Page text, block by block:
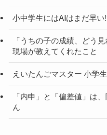
小中学生にはAIはまだ早い
「うちの子の成績、どう
現場が教えてくれたこと
えいたんごマスター 小学
「内申」と「偏差値」は
ん